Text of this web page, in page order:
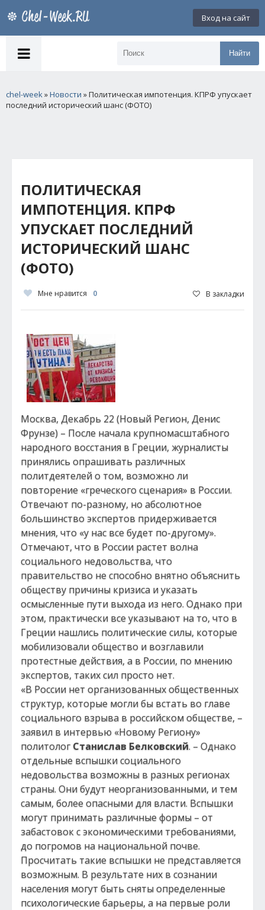
Вход на сайт
Найти
chel-week»Новости » Политическая импотенция. КПРФ упускает
последний исторический шанс (ФОТО)
ПОЛИТИЧЕСКАЯ
ИМПОТЕНЦИЯ. КПРФ
УПУСКАЕТ ПОСЛЕДНИЙ
ИСТОРИЧЕСКИЙ ШАНС
(ФОТО)
Мне нравится 0 В закладки
Москва, Декабрь 22 (Новый Регион, Денис
Фрунзе) – После начала крупномасштабного
народного восстания в Греции, журналисты
принялись опрашивать различных
политдеятелей о том, возможно ли
повторение «греческого сценария» в России.
Отвечают по-разному, но абсолютное
большинство экспертов придерживается
мнения, что «у нас все будет по-другому».
Отмечают, что в России растет волна
социального недовольства, что
правительство не способно внятно объяснить
обществу причины кризиса и указать
осмысленные пути выхода из него. Однако при
этом, практически все указывают на то, что в
Греции нашлись политические силы, которые
мобилизовали общество и возглавили
протестные действия, а в России, по мнению
экспертов, таких сил просто нет.
«В России нет организованных общественных
структур, которые могли бы встать во главе
социального взрыва в российском обществе, –
заявил в интервью «Новому Региону»
политолог Станислав Белковский. – Однако
отдельные вспышки социального
недовольства возможны в разных регионах
страны. Они будут неорганизованными, и тем
самым, более опасными для власти. Вспышки
могут принимать различные формы – от
забастовок с экономическими требованиями,
до погромов на национальной почве.
Просчитать такие вспышки не представляется
возможным. В результате них в сознании
населения могут быть сняты определенные
психологические барьеры, а на первые роли